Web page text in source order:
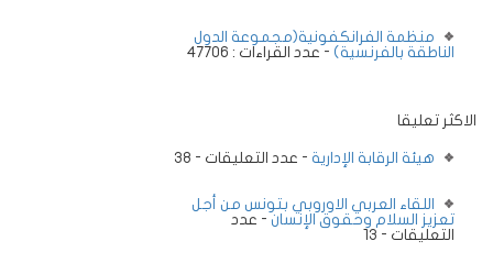
منظمة الفرانكفونية(مجموعة الدول
الناطقة بالفرنسية) - عدد القراءات : 47706
الاكثر تعليقا
هيئة الرقابة الإدارية - عدد التعليقات - 38
اللقاء العربي الاوروبي بتونس من أجل
تعزيز السلام وحقوق الإنسان - عدد
التعليقات - 13